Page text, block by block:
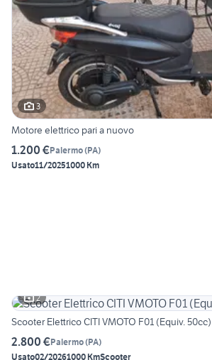
3
Motore elettrico pari a nuovo
1.200 €Palermo(PA)
Usato11/20251000 Km
2
Scooter Elettrico CITI VMOTO F01 (Equiv. 50cc)
2.800 €Palermo(PA)
Usato02/20261000 KmScooter